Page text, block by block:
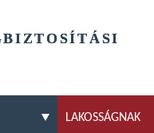
LAKOSSÁGNAK